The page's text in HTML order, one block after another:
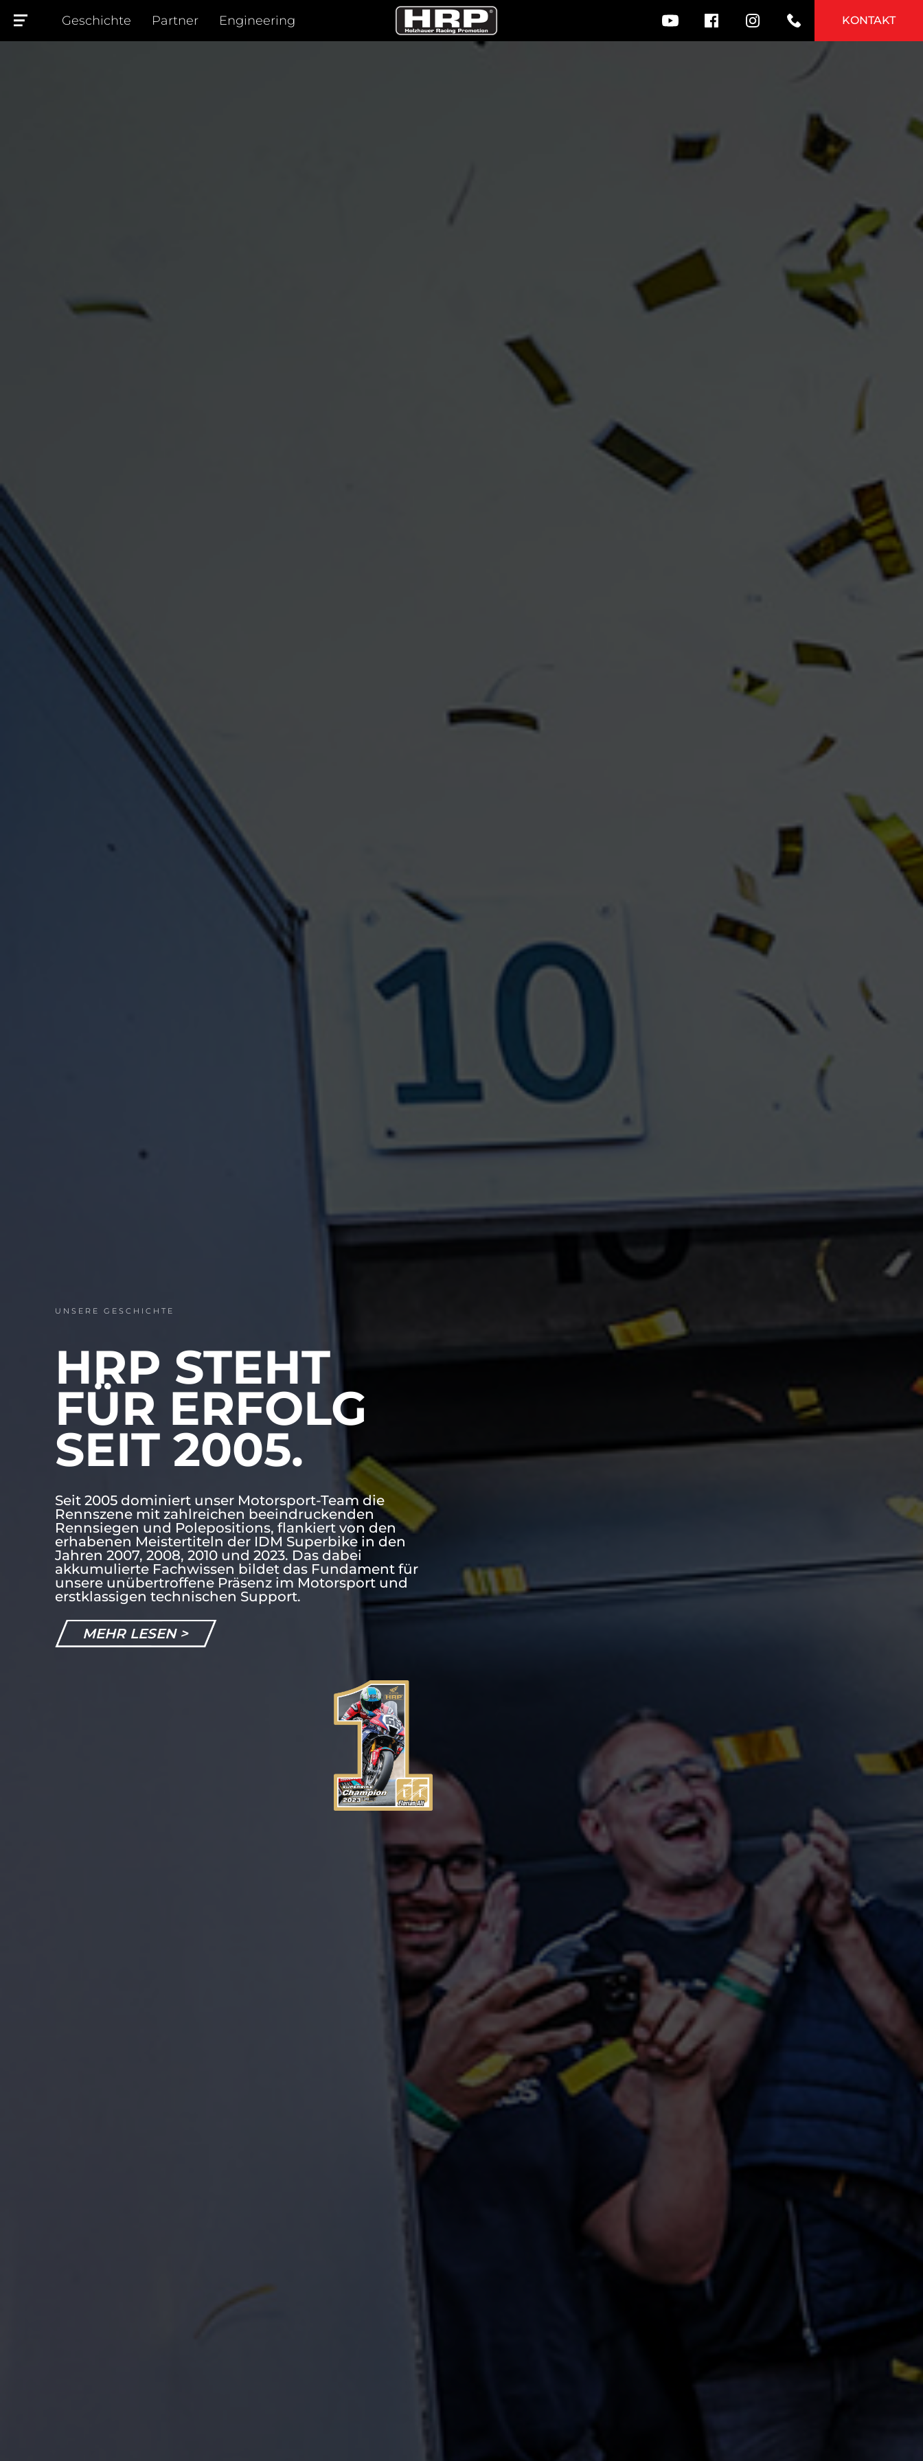
Geschichte Partner Engineering KONTAKT
UNSERE GESCHICHTE
HRP STEHT
FÜR ERFOLG
SEIT 2005.
Seit 2005 dominiert unser Motorsport-Team die
Rennszene mit zahlreichen beeindruckenden
Rennsiegen und Polepositions, flankiert von den
erhabenen Meistertiteln der IDM Superbike in den
Jahren 2007, 2008, 2010 und 2023. Das dabei
akkumulierte Fachwissen bildet das Fundament für
unsere unübertroffene Präsenz im Motorsport und
erstklassigen technischen Support.
MEHR LESEN >